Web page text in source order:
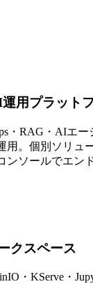
用プラット
・RAG・AIエー
用。個別ソリュ
ンソールでエン
クスペース
・KServe・